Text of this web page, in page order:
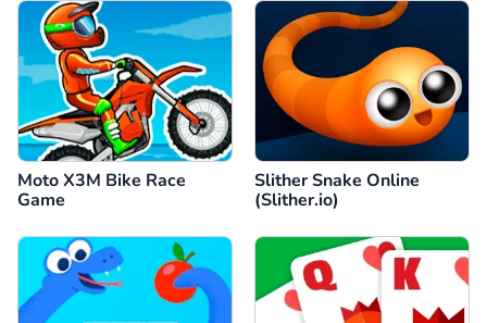
Moto X3M Bike Race
Game
Slither Snake Online
(Slither.io)